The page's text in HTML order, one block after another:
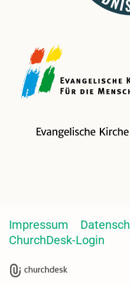
Impressum
ChurchDesk-Login